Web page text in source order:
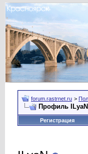
forum.rastrnet.ru >
Профиль ILyaN
Регистрация